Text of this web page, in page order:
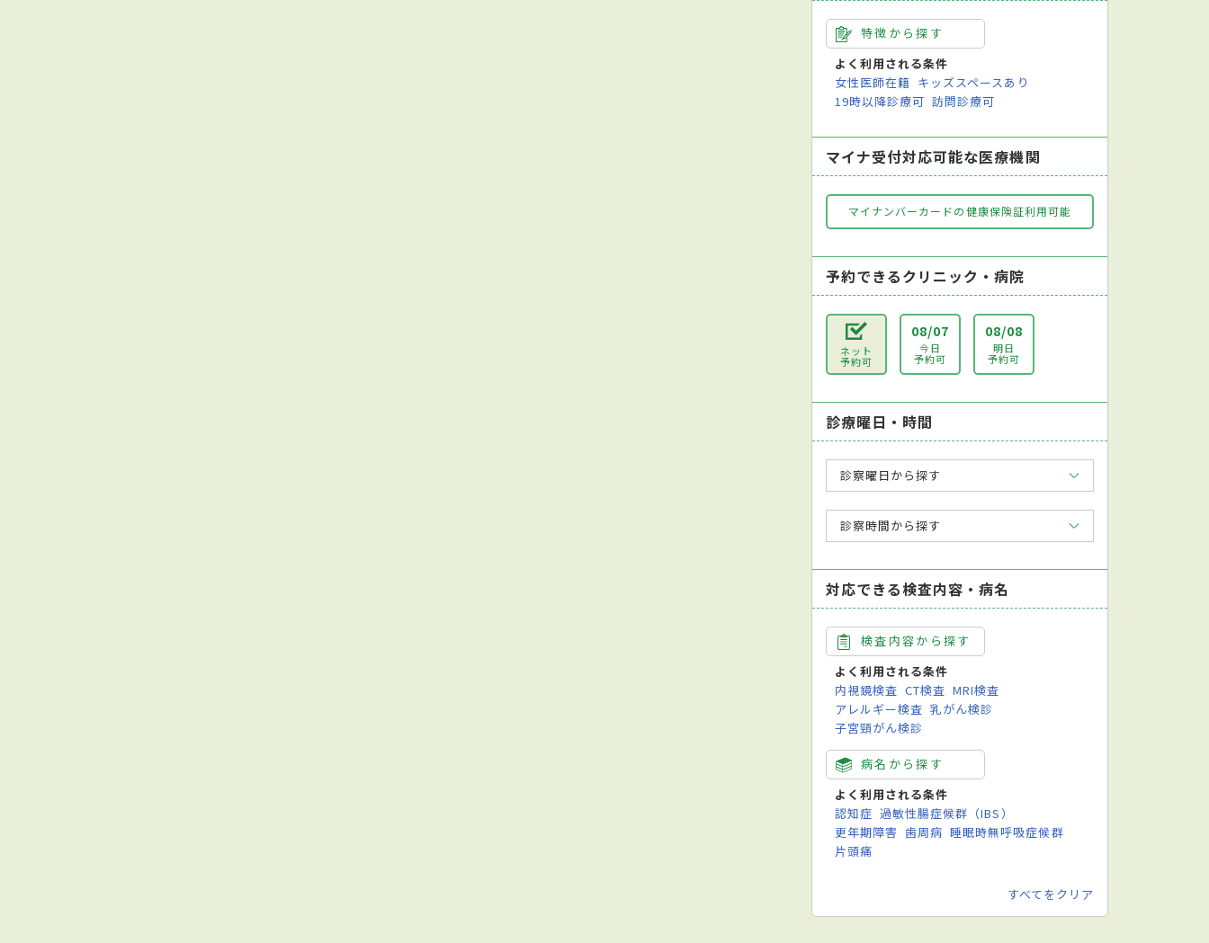
特徴から探す
よく利用される条件
女性医師在籍 キッズスペースあり
19時以降診療可 訪問診療可
マイナ受付対応可能な医療機関
マイナンバーカードの健康保険証利用可能
予約できるクリニック・病院
ネット
予約可
08/07
今日
予約可
08/08
明日
予約可
診療曜日・時間
診察曜日から探す
診察時間から探す
対応できる検査内容・病名
検査内容から探す
よく利用される条件
内視鏡検査 CT検査 MRI検査
アレルギー検査 乳がん検診
子宮頸がん検診
病名から探す
よく利用される条件
認知症 過敏性腸症候群（IBS）
更年期障害 歯周病 睡眠時無呼吸症候群
片頭痛
すべてをクリア